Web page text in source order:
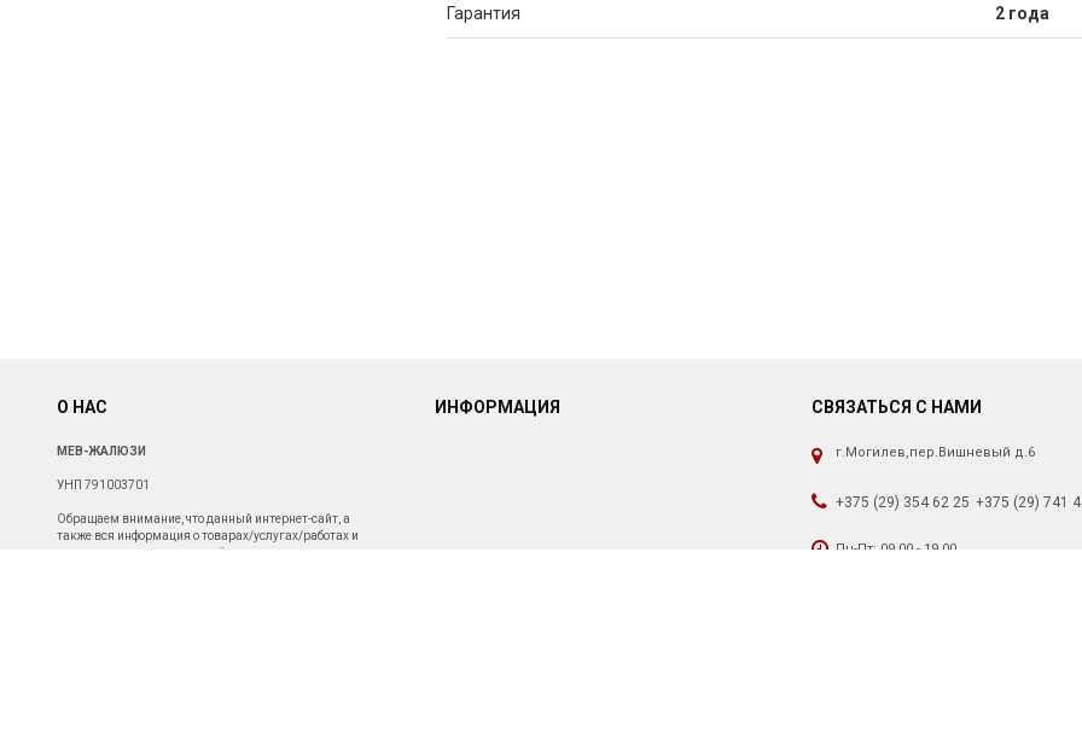
Гарантия 2 года
О НАС
МЕВ-ЖАЛЮЗИ
УНП 791003701
Обращаем внимание, что данный интернет-сайт, а
также вся информация о товарах/услугах/работах и
ценах, представленная на нём, носит исключительно
ИНФОРМАЦИЯ СВЯЗАТЬСЯ С НАМИ
г.Могилев,пер.Вишневый д.6
+375 (29) 354 62 25 +375 (29) 741
Пн-Пт: 09.00 - 19.00